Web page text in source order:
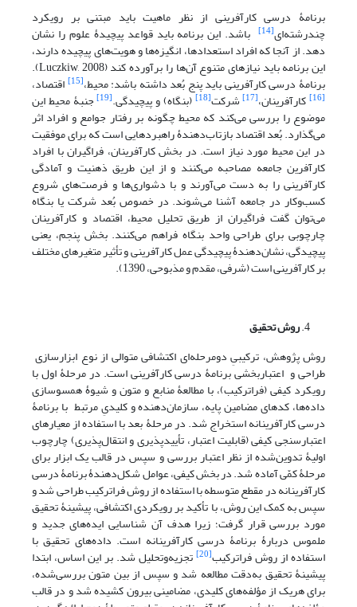
برنامۀ درسی کارآفرینی از نظر ماهیت باید مبتنی بر رویکرد
چندرشته‌ای[14] باشد. این برنامه باید قواعد پیچیدۀ علوم را نشان
دهد. از آنجا که افراد استعدادها، انگیزه‌ها و هویت‌های پیچیده‌ دارند،
این برنامه باید نیازهای متنوع آن‌ها را برآورده کند (Luczkiw, 2008).
برنامۀ درسی کارآفرینی باید پنج بُعد داشته باشد: محیط،[15] اقتصاد،
[16] کارآفرینان،[17] شرکت[18] (بنگاه) و پیچیدگی.[19] جنبۀ محیط این
موضوع را بررسی می‌کند که محیط چگونه بر رفتار جوامع و افراد اثر
می‌گذارد. بُعد اقتصاد بازتاب‌دهندۀ راهبردهایی است که برای موفقیت
در این محیط مورد نیاز است. در ‌بخش کارآفرینان، فراگیران با افراد
کارآفرین جامعه مصاحبه می‌کنند و از این طریق ذهنیت و آمادگی
کارآفرینی را به دست می‌آورند و با دشواری‌ها و فرصت‌های شروع
کسب‌وکار در جامعه آشنا می‌شوند. در خصوص بُعد شرکت یا بنگاه
می‌توان گفت فراگیران از طریق تحلیل محیط، اقتصاد و کارآفرینان
چارچوبی برای طراحی واحد بنگاه فراهم می‌کنند. ‌بخش پنجم، یعنی
پیچیدگی، نشان‌دهندۀ پیچیدگی عمل کارآفرینی و تأثیر متغیرهای مختلف
بر کارآفرینی است (شرفی، مقدم و مذبوحی، 1390).
روش تحقیق
روش پژوهش، ترکیبیِ دومرحله‌ای اکتشافی متوالی از نوع ابزار‌سازی
طراحی و اعتباربخشی برنامۀ درسی کارآفرینی است. در مرحلۀ اول با
رویکرد کیفی (فراترکیب)، با مطالعۀ منابع و متون و شیوۀ همسو‌سازی
داده‌ها، کد‌های مضامین پایه، سازمان‌دهنده و کلیدیِ مرتبط با برنامۀ
درسی کارآفرینانه استخراج شد. در مرحلۀ بعد با استفاده از معیارهای
اعتبارسنجی کیفی (قابلیت اعتبار، تأیید‌پذیری و انتقال‌پذیری) چارچوب
اولیۀ تدوین‌شده از نظر اعتبار بررسی و سپس در قالب یک ابزار برای
مرحلۀ کمّی آماده شد. در‌ بخش کیفی، عوامل شکل‌دهندۀ برنامۀ درسی
کارآفرینانه در مقطع متوسطه با استفاده از روش فراترکیب طراحی شد و
سپس به کمک این روش، با تأکید بر رویکردی اکتشافی، پیشینۀ تحقیق
مورد بررسی قرار گرفت؛ زیرا هدف آن شناسایی ایده‌های جدید و
ملموس دربارۀ برنامۀ درسی کارآفرینانه است. داده‌های تحقیق با
استفاده از روش فراترکیب[20] تجزیه‌وتحلیل شد. بر این اساس، ابتدا
پیشینۀ تحقیق به‌دقت مطالعه شد و سپس از بین متون بررسی‌شده،
برای هریک از مؤلفه‌های کلیدی، مضامینی بیرون کشیده شد و در قالب